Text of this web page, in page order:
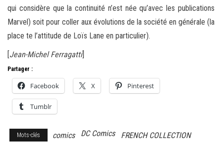
qui considère que la continuité n’est née qu’avec les publications
Marvel) soit pour coller aux évolutions de la société en générale (la
place te l’attitude de Loïs Lane en particulier).
[Jean-Michel Ferragatti]
Partager :
Facebook X Pinterest
Tumblr
Mots-clés comics DC Comics
FRENCH COLLECTION